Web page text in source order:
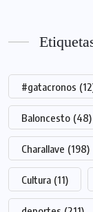
#gatacronos
Baloncesto (48)
Charallave (198)
Cultura (11)